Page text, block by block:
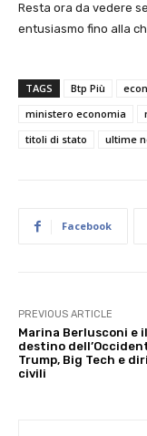
Resta ora da vedere
entusiasmo fino alla
TAGS Btp Più
ministero economia
titoli di stato
ultime
Facebook
PREVIOUS ARTICLE
Marina Berlusconi e il
destino
Trump, Big Tech e
civili